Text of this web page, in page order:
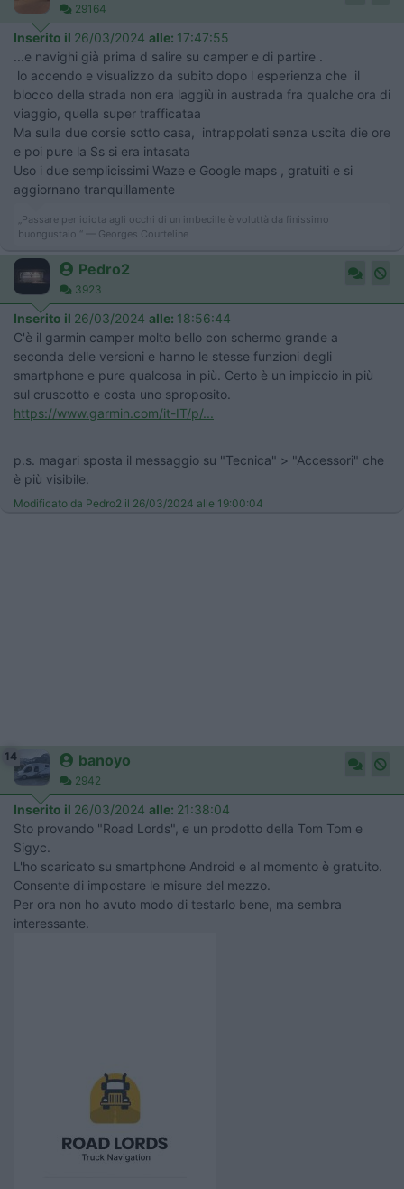
29164
Inserito il 26/03/2024 alle: 17:47:55
...e navighi già prima d salire su camper e di partire .
​​​​​​ lo accendo e visualizzo da subito dopo l esperienza che il
blocco della strada non era laggiù in austrada fra qualche ora di
viaggio, quella super trafficataa
Ma sulla due corsie sotto casa, intrappolati senza uscita die ore
e poi pure la Ss si era intasata
Uso i due semplicissimi Waze e Google maps , gratuiti e si
aggiornano tranquillamente
„Passare per idiota agli occhi di un imbecille è voluttà da finissimo
buongustaio.“ — Georges Courteline
Pedro2
3923
Inserito il 26/03/2024 alle: 18:56:44
C'è il garmin camper molto bello con schermo grande a
seconda delle versioni e hanno le stesse funzioni degli
smartphone e pure qualcosa in più. Certo è un impiccio in più
sul cruscotto e costa uno sproposito.
https://www.garmin.com/it-IT/p/...
p.s. magari sposta il messaggio su "Tecnica" > "Accessori" che
è più visibile.
Modificato da Pedro2 il 26/03/2024 alle 19:00:04
14 banoyo
2942
Inserito il 26/03/2024 alle: 21:38:04
Sto provando "Road Lords", e un prodotto della Tom Tom e
Sigyc.
L'ho scaricato su smartphone Android e al momento è gratuito.
Consente di impostare le misure del mezzo.
Per ora non ho avuto modo di testarlo bene, ma sembra
interessante.